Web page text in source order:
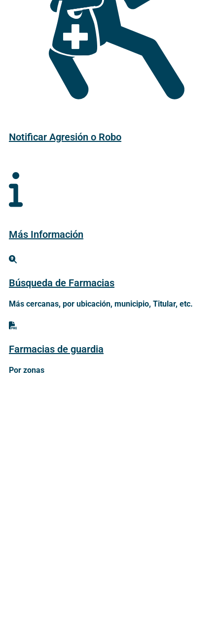
Notificar Agresión o Robo
Más Información
Búsqueda de Farmacias
Más cercanas, por ubicación, municipio, Titular, etc.
Farmacias de guardia
Por zonas